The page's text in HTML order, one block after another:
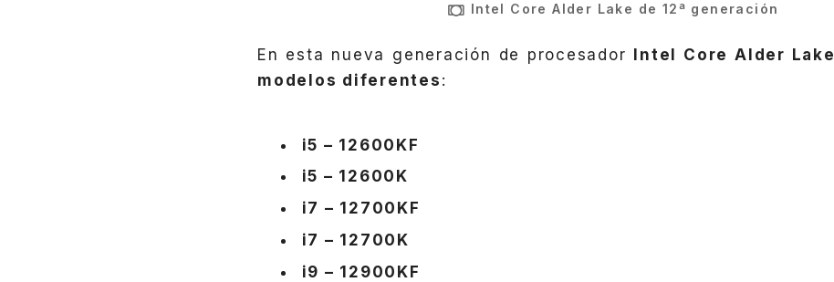
Intel Core Alder Lake de 12ª generación
En esta nueva generación de procesador Intel Core Alder Lake
modelos diferentes :
i5 – 12600KF
i5 – 12600K
i7 – 12700KF
i7 – 12700K
i9 – 12900KF